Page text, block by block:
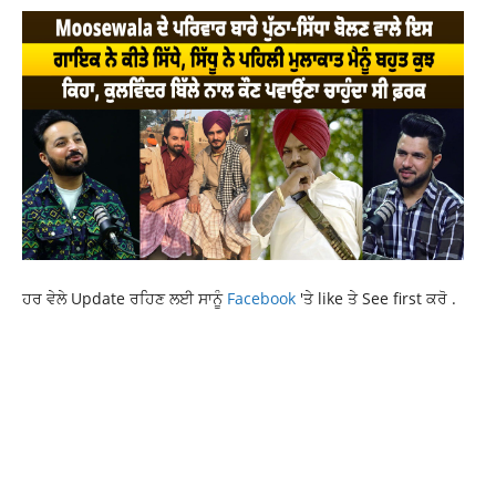
ਹਰ ਵੇਲੇ Update ਰਹਿਣ ਲਈ ਸਾਨੂੰ Facebook 'ਤੇ like ਤੇ See first ਕਰੋ .